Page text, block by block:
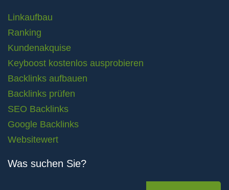
Linkaufbau
Ranking
Kundenakquise
Keyboost kostenlos ausprobieren
Backlinks aufbauen
Backlinks prüfen
SEO Backlinks
Google Backlinks
Websitewert
Was suchen Sie?